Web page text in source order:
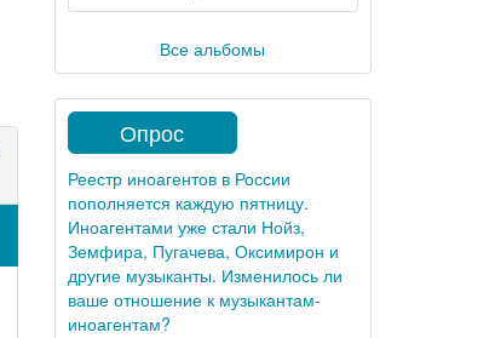
Все альбомы
Опрос
Реестр иноагентов в России
пополняется каждую пятницу.
Иноагентами уже стали Нойз,
Земфира, Пугачева, Оксимирон и
другие музыканты. Изменилось ли
ваше отношение к музыкантам-
иноагентам?